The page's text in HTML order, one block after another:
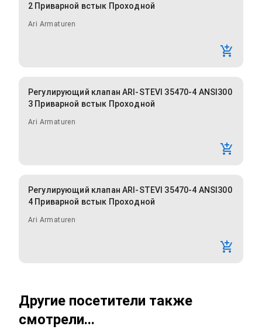
2 Приварной встык Проходной
Ari Armaturen
Регулирующий клапан ARI-STEVI 35470-4 ANSI300
3 Приварной встык Проходной
Ari Armaturen
Регулирующий клапан ARI-STEVI 35470-4 ANSI300
4 Приварной встык Проходной
Ari Armaturen
Другие посетители также
смотрели...